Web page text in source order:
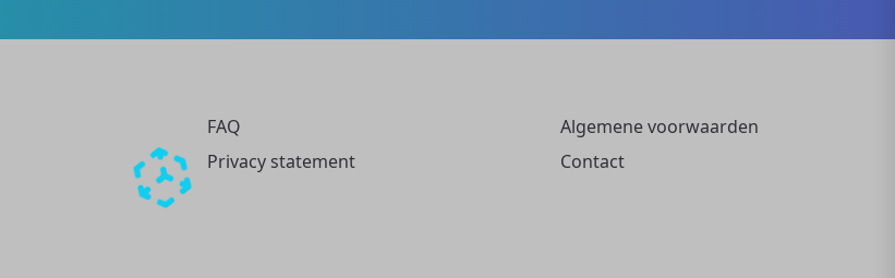
FAQ
Privacy statement
Algemene voorwaarden
Contact